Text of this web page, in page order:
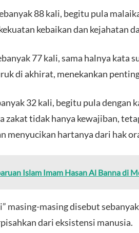
88 kali, begitu pula
kebaikan dan kejahatan
77 kali, sama halnya kata
di akhirat, menekankan
32 kali, begitu pula dengan
zakat tidak hanya kewajiban,
menyucikan hartanya dari hak
Islam Imam Hasan Al Banna di
masing-masing disebut
dari eksistensi manusia.